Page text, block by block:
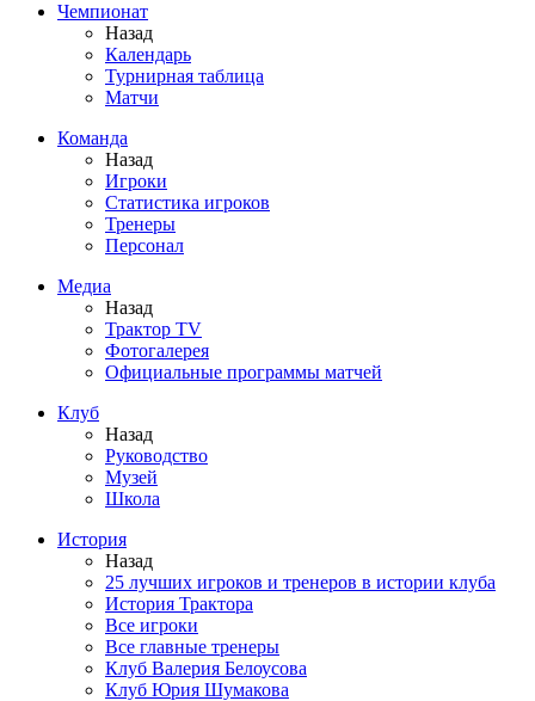
Чемпионат
Назад
Календарь
Турнирная таблица
Матчи
Команда
Назад
Игроки
Статистика игроков
Тренеры
Персонал
Медиа
Назад
Трактор TV
Фотогалерея
Официальные программы матчей
Клуб
Назад
Руководство
Музей
Школа
История
Назад
25 лучших игроков и тренеров в истории клуба
История Трактора
Все игроки
Все главные тренеры
Клуб Валерия Белоусова
Клуб Юрия Шумакова